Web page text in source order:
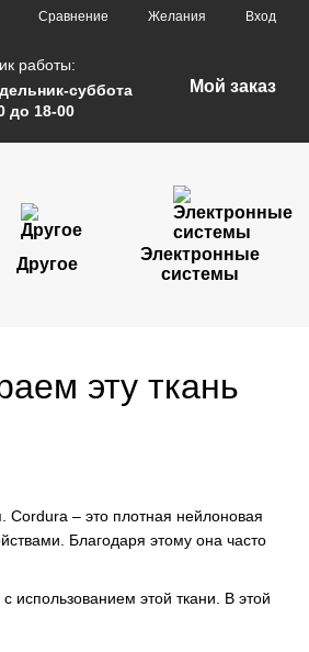
Сравнение Желания Вход
работы:
суббота
до 18-00
Мой заказ
Другое
Электронные
системы
эту ткань
Cordura – это плотная нейлоновая
Благодаря этому она часто
использованием этой ткани. В этой